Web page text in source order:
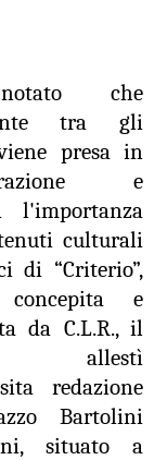
che
tra gli
presa in
e
l'importanza
culturali
di “Criterio”,
e
da C.L.R., il
allestì
redazione
Bartolini
situato a